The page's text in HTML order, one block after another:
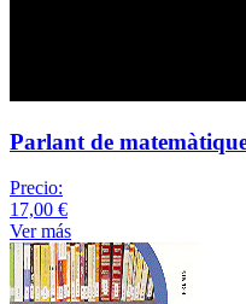
Parlant de
Precio:
17,00 €
Ver más